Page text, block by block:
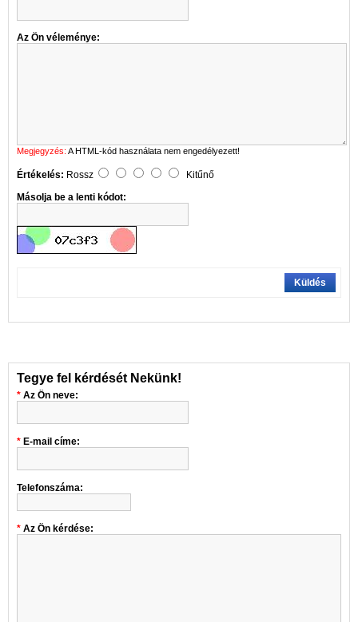
Az Ön véleménye:
Megjegyzés: A HTML-kód használata nem engedélyezett!
Értékelés: Rossz
Kitűnő
Másolja be a lenti kódot:
Küldés
Tegye fel kérdését Nekünk!
Az Ön neve:
E-mail címe:
Telefonszáma:
Az Ön kérdése: